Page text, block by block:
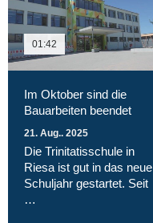
01:42
Im Oktober sind die
Bauarbeiten beendet
21. Aug.. 2025
Die Trinitatisschule in
Riesa ist gut in das neue
Schuljahr gestartet. Seit
…